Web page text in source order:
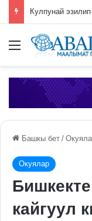
Меню
Башкы бет /
Окуялар
кайгуул